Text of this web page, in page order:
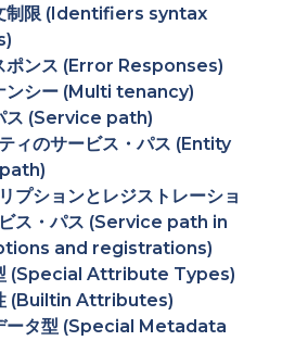
制限 (Identifiers syntax
ポンス (Error Responses)
ンシー (Multi tenancy)
ス (Service path)
ィのサービス・パス (Entity
プションとレジストレーショ
ス・パス (Service path in
and registrations)
(Special Attribute Types)
(Builtin Attributes)
ータ型 (Special Metadata